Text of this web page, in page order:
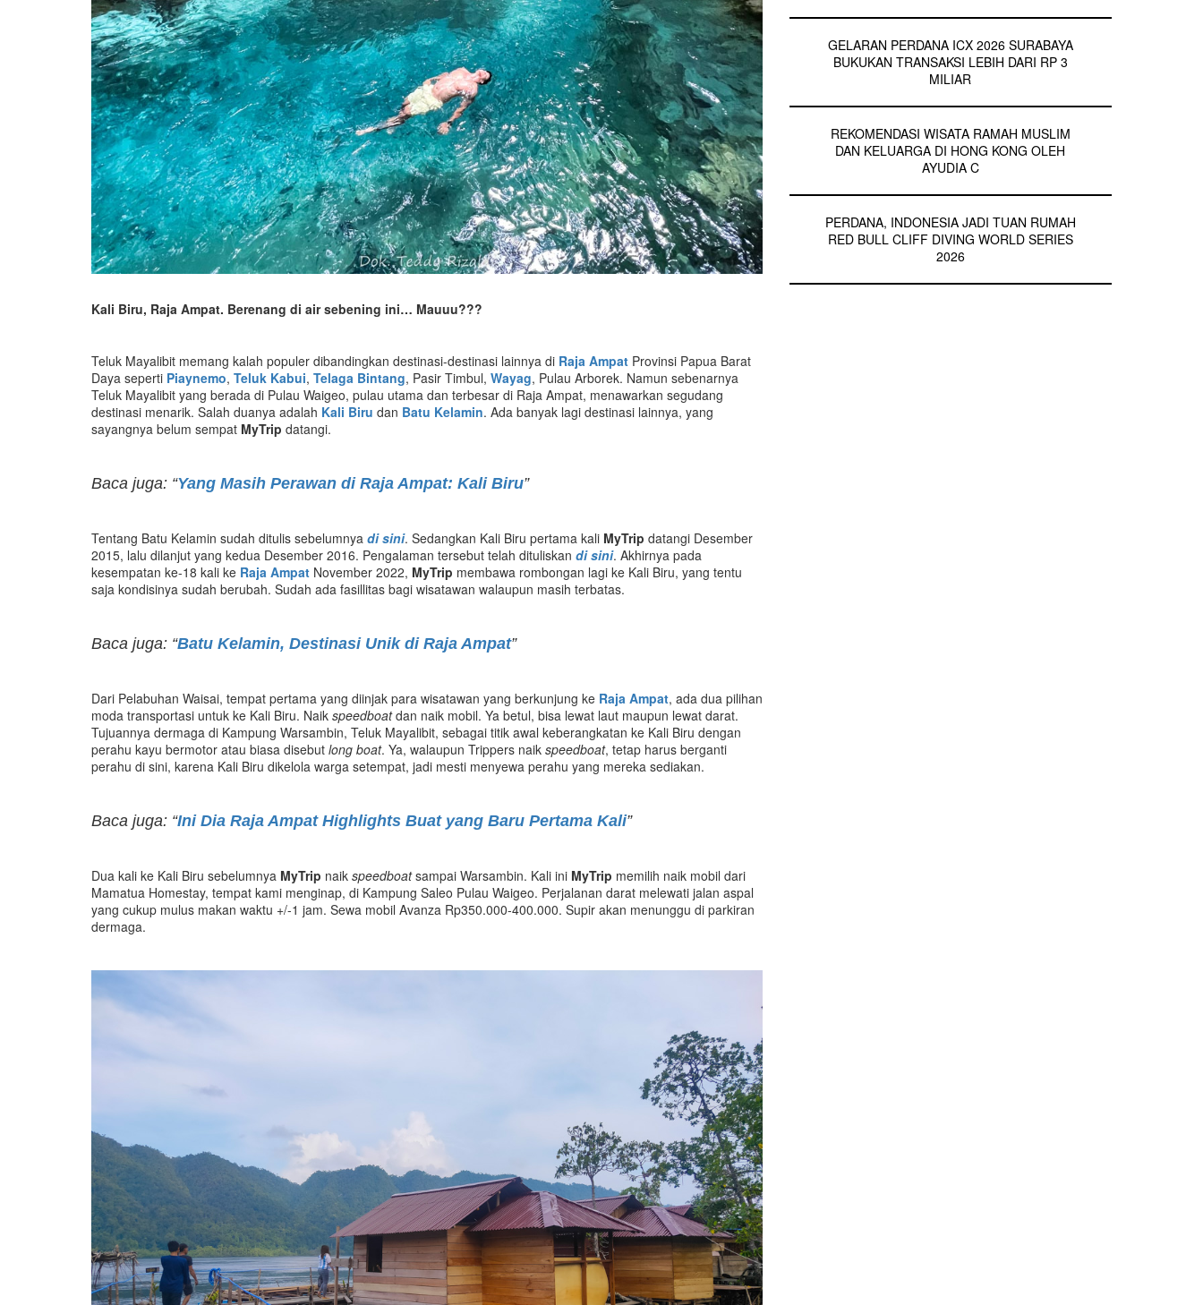
Kali Biru, Raja Ampat. Berenang di air sebening ini… Mauuu???
Teluk Mayalibit memang kalah populer dibandingkan destinasi-destinasi lainnya di Raja Ampat Provinsi Papua Barat
Daya seperti Piaynemo, Teluk Kabui, Telaga Bintang, Pasir Timbul, Wayag, Pulau Arborek. Namun sebenarnya
Teluk Mayalibit yang berada di Pulau Waigeo, pulau utama dan terbesar di Raja Ampat, menawarkan segudang
destinasi menarik. Salah duanya adalah Kali Biru dan Batu Kelamin. Ada banyak lagi destinasi lainnya, yang
sayangnya belum sempat MyTrip datangi.
Baca juga: “Yang Masih Perawan di Raja Ampat: Kali Biru”
Tentang Batu Kelamin sudah ditulis sebelumnya di sini. Sedangkan Kali Biru pertama kali MyTrip datangi Desember
2015, lalu dilanjut yang kedua Desember 2016. Pengalaman tersebut telah dituliskan di sini. Akhirnya pada
kesempatan ke-18 kali ke Raja Ampat November 2022, MyTrip membawa rombongan lagi ke Kali Biru, yang tentu
saja kondisinya sudah berubah. Sudah ada fasillitas bagi wisatawan walaupun masih terbatas.
Baca juga: “Batu Kelamin, Destinasi Unik di Raja Ampat”
Dari Pelabuhan Waisai, tempat pertama yang diinjak para wisatawan yang berkunjung ke Raja Ampat, ada dua pilihan
moda transportasi untuk ke Kali Biru. Naik speedboatdan naik mobil. Ya betul, bisa lewat laut maupun lewat darat.
Tujuannya dermaga di Kampung Warsambin, Teluk Mayalibit, sebagai titik awal keberangkatan ke Kali Biru dengan
perahu kayu bermotor atau biasa disebut long boat. Ya, walaupun Trippers naik speedboat, tetap harus berganti
perahu di sini, karena Kali Biru dikelola warga setempat, jadi mesti menyewa perahu yang mereka sediakan.
Baca juga: “Ini Dia Raja Ampat Highlights Buat yang Baru Pertama Kali”
Dua kali ke Kali Biru sebelumnya MyTrip naik speedboatsampai Warsambin. Kali ini MyTrip memilih naik mobil dari
Mamatua Homestay, tempat kami menginap, di Kampung Saleo Pulau Waigeo. Perjalanan darat melewati jalan aspal
yang cukup mulus makan waktu +/-1 jam. Sewa mobil Avanza Rp350.000-400.000. Supir akan menunggu di parkiran
dermaga.
GELARAN PERDANA ICX 2026 SURABAYA
BUKUKAN TRANSAKSI LEBIH DARI RP 3
MILIAR
REKOMENDASI WISATA RAMAH MUSLIM
DAN KELUARGA DI HONG KONG OLEH
AYUDIA C
PERDANA, INDONESIA JADI TUAN RUMAH
RED BULL CLIFF DIVING WORLD SERIES
2026